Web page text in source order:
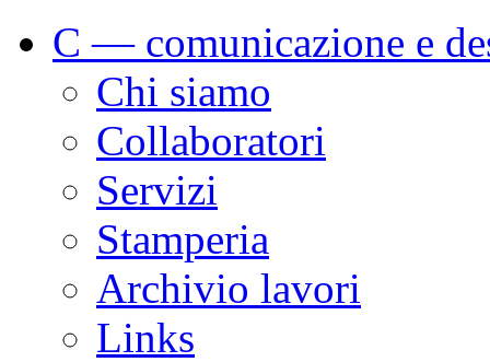
C — comunicazione e
Chi siamo
Collaboratori
Servizi
Stamperia
Archivio lavori
Links